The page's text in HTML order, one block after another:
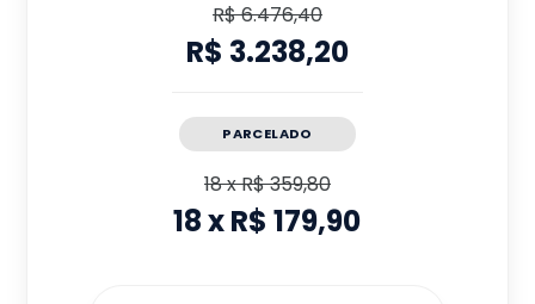
R$ 6.476,40
R$ 3.238,20
PARCELADO
18xR$ 359,80
18xR$ 179,90